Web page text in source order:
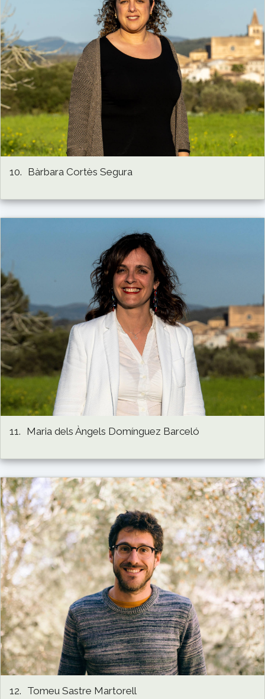
10. Bàrbara Cortès Segura
11. Maria dels Àngels Domínguez Barceló
12. Tomeu Sastre Martorell